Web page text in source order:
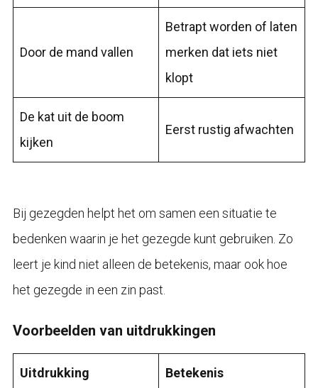
Door de mand vallen
Betrapt worden of laten
merken dat iets niet
klopt
De kat uit de boom
kijken
Eerst rustig afwachten
Bij gezegden helpt het om samen een situatie te
bedenken waarin je het gezegde kunt gebruiken. Zo
leert je kind niet alleen de betekenis, maar ook hoe
het gezegde in een zin past.
Voorbeelden van uitdrukkingen
Uitdrukking Betekenis